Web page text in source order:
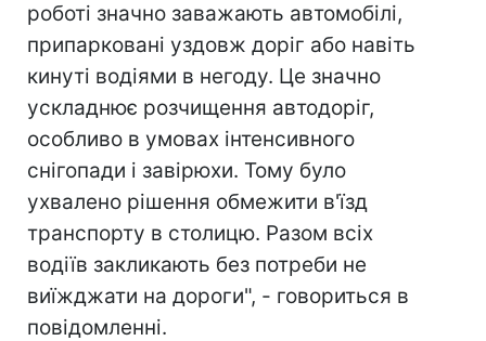
роботі значно заважають автомобілі,
припарковані уздовж доріг або навіть
кинуті водіями в негоду. Це значно
ускладнює розчищення автодоріг,
особливо в умовах інтенсивного
снігопади і завірюхи. Тому було
ухвалено рішення обмежити в'їзд
транспорту в столицю. Разом всіх
водіїв закликають без потреби не
виїжджати на дороги", - говориться в
повідомленні.